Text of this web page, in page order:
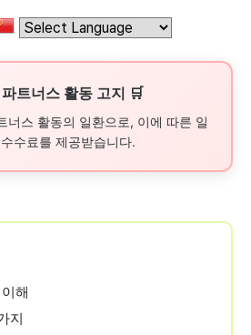
트너스 활동 고지 🛒
너스 활동의 일환으로, 이에 따른 일
수료를 제공받습니다.
해
지